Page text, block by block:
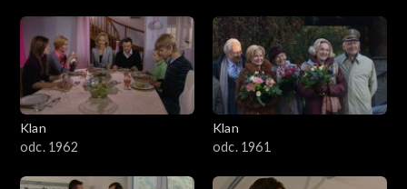
Klan
odc. 1962
Klan
odc. 1961